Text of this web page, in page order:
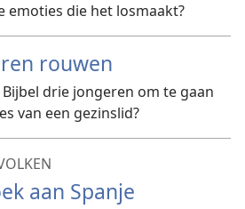
emoties die het losmaakt?
rouwen
drie jongeren om te gaan
van een gezinslid?
aan Spanje